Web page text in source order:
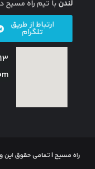
لندن با تیم راه مسیح
ارتباط از طریق
تلگرام
راه مسیح | تمامی حقوق